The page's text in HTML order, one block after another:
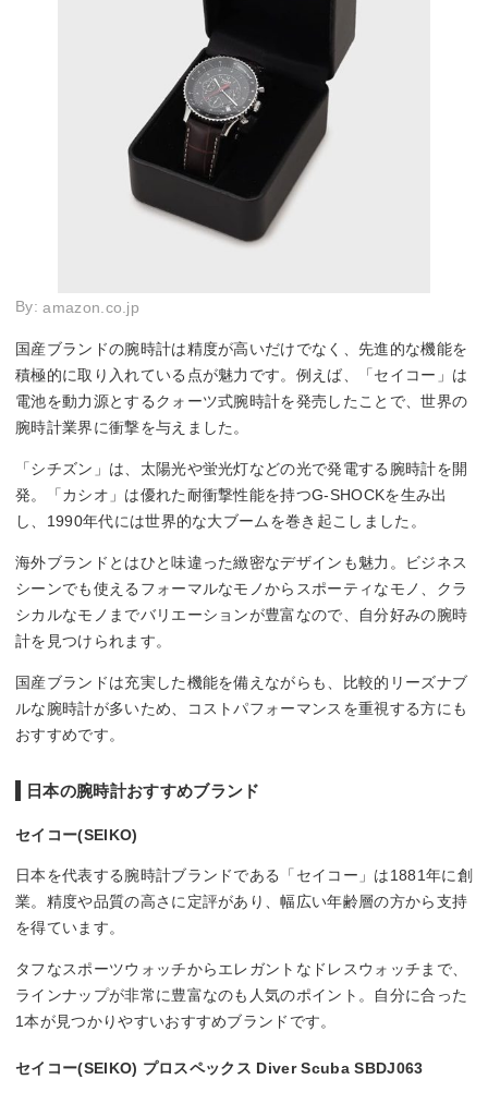
By:amazon.co.jp
国産ブランドの腕時計は精度が高いだけでなく、先進的な機能を
積極的に取り入れている点が魅力です。例えば、「セイコー」は
電池を動力源とするクォーツ式腕時計を発売したことで、世界の
腕時計業界に衝撃を与えました。
「シチズン」は、太陽光や蛍光灯などの光で発電する腕時計を開
発。「カシオ」は優れた耐衝撃性能を持つG-SHOCKを生み出
し、1990年代には世界的な大ブームを巻き起こしました。
海外ブランドとはひと味違った緻密なデザインも魅力。ビジネス
シーンでも使えるフォーマルなモノからスポーティなモノ、クラ
シカルなモノまでバリエーションが豊富なので、自分好みの腕時
計を見つけられます。
国産ブランドは充実した機能を備えながらも、比較的リーズナブ
ルな腕時計が多いため、コストパフォーマンスを重視する方にも
おすすめです。
日本の腕時計おすすめブランド
セイコー(SEIKO)
日本を代表する腕時計ブランドである「セイコー」は1881年に創
業。精度や品質の高さに定評があり、幅広い年齢層の方から支持
を得ています。
タフなスポーツウォッチからエレガントなドレスウォッチまで、
ラインナップが非常に豊富なのも人気のポイント。自分に合った
1本が見つかりやすいおすすめブランドです。
セイコー(SEIKO) プロスペックス Diver Scuba SBDJ063